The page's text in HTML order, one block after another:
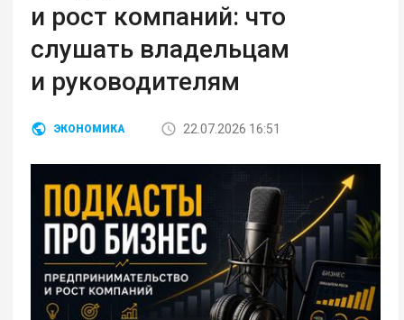
и рост компаний: что
слушать владельцам
и руководителям
ЭКОНОМИКА 22.07.2026 16:51